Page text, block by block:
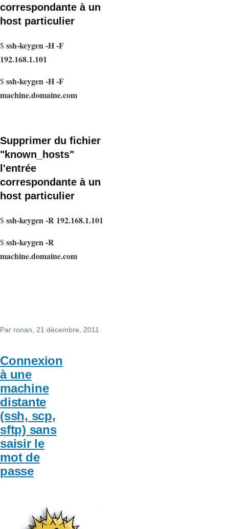
correspondante à un
host particulier
$ssh-keygen -H -F
192.168.1.101
$ssh-keygen -H -F
machine.domaine.com
Supprimer du fichier
"known_hosts"
l'entrée
correspondante à un
host particulier
$ssh-keygen -R 192.168.1.101
$ssh-keygen -R
machine.domaine.com
Par ronan , 21 décembre, 2011
Connexion
à une
machine
distante
(ssh, scp,
sftp) sans
saisir le
mot de
passe